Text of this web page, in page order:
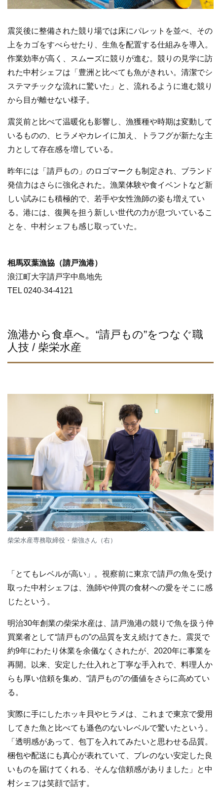
震災後に整備された競り場では床にパレットを並べ、その
上をカゴをすべらせたり、生魚を配置する仕組みを導入。
作業効率が高く、スムーズに競りが進む。競りの見学に訪
れた中村シェフは「豊洲と比べても魚がきれい。清潔でシ
ステマチックな流れに驚いた」と、流れるように進む競り
から目が離せない様子。
震災前と比べて温暖化も影響し、漁獲種や時期は変動して
いるものの、ヒラメやカレイに加え、トラフグが新たな主
力として存在感を増している。
昨年には「請戸もの」のロゴマークも制定され、ブランド
発信力はさらに強化された。漁業体験や食イベントなど新
しい試みにも積極的で、若手や女性漁師の姿も増えてい
る。港には、復興を担う新しい世代の力が息づいているこ
とを、中村シェフも感じ取っていた。
相馬双葉漁協（請戸漁港）
浪江町大字請戸字中島地先
TEL 0240-34-4121
漁港から食卓へ。“請戸もの”をつなぐ職
人技 / 柴栄水産
柴栄水産専務取締役・柴強さん（右）
「とてもレベルが高い」。視察前に東京で請戸の魚を受け
取った中村シェフは、漁師や仲買の食材への愛をそこに感
じたという。
明治30年創業の柴栄水産は、請戸漁港の競りで魚を扱う仲
買業者として“請戸もの”の品質を支え続けてきた。震災で
約9年にわたり休業を余儀なくされたが、2020年に事業を
再開。以来、安定した仕入れと丁寧な手入れで、料理人か
らも厚い信頼を集め、“請戸もの”の価値をさらに高めてい
る。
実際に手にしたホッキ貝やヒラメは、これまで東京で愛用
してきた魚と比べても遜色のないレベルで驚いたという。
「透明感があって、包丁を入れてみたいと思わせる品質。
梱包や配送にも真心が表れていて、ブレのない安定した良
いものを届けてくれる、そんな信頼感がありました」と中
村シェフは笑顔で話す。